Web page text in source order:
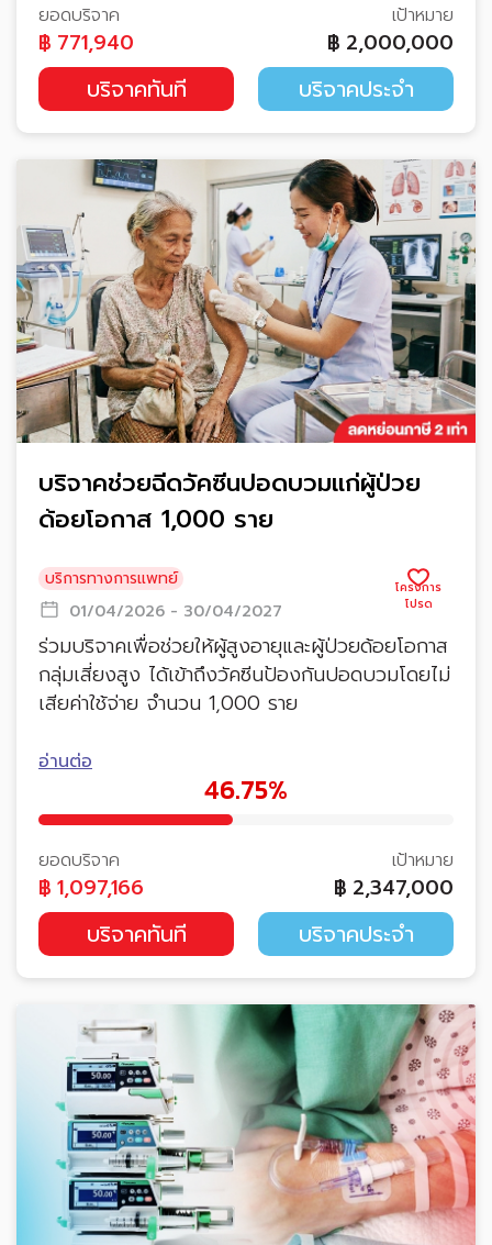
ยอดบริจาค
฿ 771,940
เป้าหมาย
฿ 2,000,000
บริจาคทันที บริจาคประจำ
บริจาคช่วยฉีดวัคซีนปอดบวมแก่ผู้ป่วย
ด้อยโอกาส 1,000 ราย
บริการทางการแพทย์
01/04/2026 - 30/04/2027
ร่วมบริจาคเพื่อช่วยให้ผู้สูงอายุและผู้ป่วยด้อยโอกาส
กลุ่มเสี่ยงสูง ได้เข้าถึงวัคซีนป้องกันปอดบวมโดยไม่
เสียค่าใช้จ่าย จำนวน 1,000 ราย
อ่านต่อ
46.75%
ยอดบริจาค
฿ 1,097,166
เป้าหมาย
฿ 2,347,000
บริจาคทันที บริจาคประจำ